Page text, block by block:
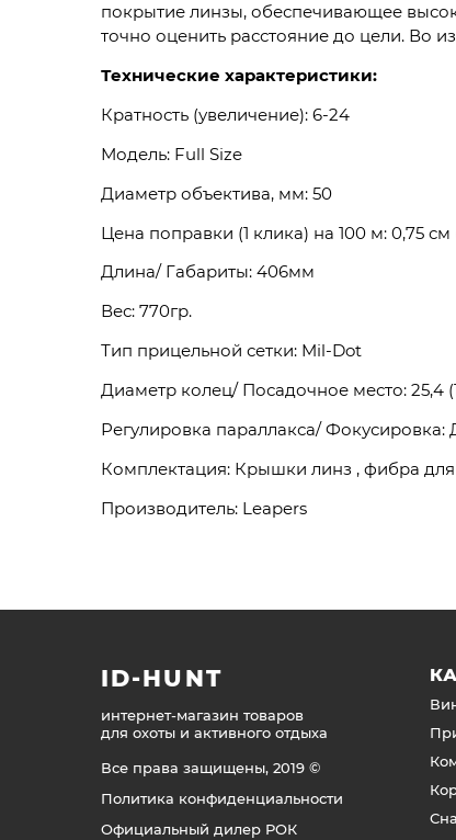
покрытие линзы, обеспечивающее
точно оценить расстояние до цели. Во
Технические характеристики:
Кратность (увеличение): 6-24
Модель: Full Size
Диаметр объектива, мм: 50
Цена поправки (1 клика) на 100 м: 0,75
Длина/ Габариты: 406мм
Вес: 770гр.
Тип прицельной сетки: Mil-Dot
Диаметр колец/ Посадочное место: 25,4
Регулировка параллакса/ Фокусировка:
Комплектация: Крышки линз , фибра
Производитель: Leapers
ID-HUNT
интернет-магазин товаров
для охоты и активного отдыха
Все права защищены, 2019 ©
Политика конфиденциальности
Официальный дилер РОК